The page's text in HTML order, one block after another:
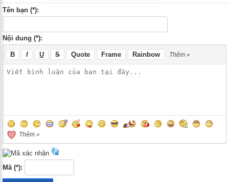
Tên bạn (*):
Nội dung (*):
B I U S Quote Frame Rainbow Thêm »
Thêm »
Mã (*):